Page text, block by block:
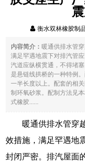
衡水双林橡胶制
内容简介：暖通供排水管
满足罕遇地震下对排汽管
汽道应纵横贯通，不得堵
是悬链线拱桥的一种特例
一半长度以上。配套的相
制环氧砂浆。配制方法见
式橡胶......
暖通供排水管穿
效措施，满足罕遇地
封闭严密。排汽屋面